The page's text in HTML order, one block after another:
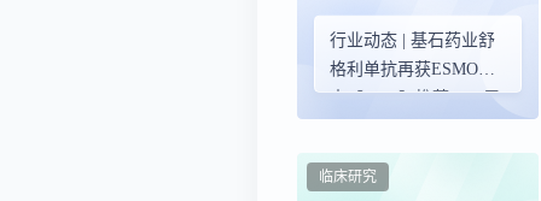
行业动态 | 基石药业舒
格利单抗再获ESMO指
南【I，A】推荐——用
固治疗
临床研究